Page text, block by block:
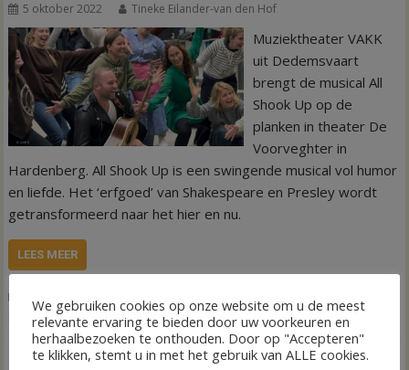
5 oktober 2022 Tineke Eilander-van den Hof
Muziektheater VAKK
uit Dedemsvaart
brengt de musical All
Shook Up op de
planken in theater De
Voorveghter in
Hardenberg. All Shook Up is een swingende musical vol humor
en liefde. Het ‘erfgoed’ van Shakespeare en Presley wordt
getransformeerd naar het hier en nu.
LEES MEER
Nieuws Musical Theater De Voorveghter ,
Dedemsvaart
We gebruiken cookies op onze website om u de meest
relevante ervaring te bieden door uw voorkeuren en
herhaalbezoeken te onthouden. Door op "Accepteren"
te klikken, stemt u in met het gebruik van ALLE cookies.